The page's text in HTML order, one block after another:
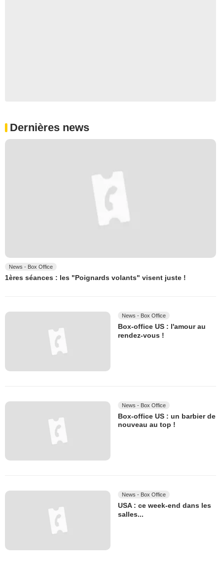
Dernières news
News - Box Office
1ères séances : les "Poignards volants" visent juste !
News - Box Office
Box-office US : l'amour au
rendez-vous !
News - Box Office
Box-office US : un barbier de
nouveau au top !
News - Box Office
USA : ce week-end dans les
salles...